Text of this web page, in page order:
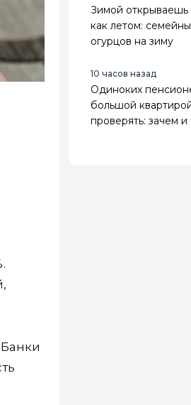
Зимой открываешь
как летом:
огурцов на зиму
10 часов назад
Одиноких
большой
проверять: зачем и